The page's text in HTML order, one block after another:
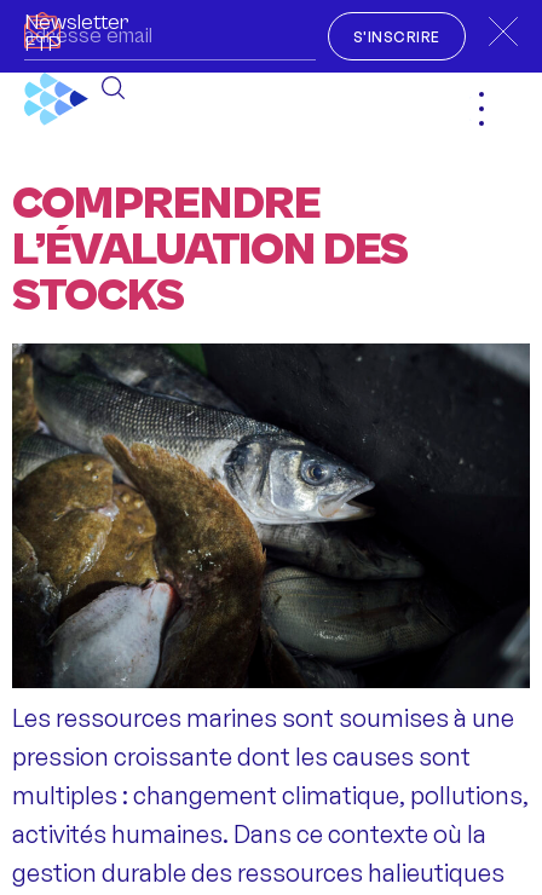
Newsletter
FTP
S'INSCRIRE
COMPRENDRE
L’ÉVALUATION DES
STOCKS
Les ressources marines sont soumises à une
pression croissante dont les causes sont
multiples : changement climatique, pollutions,
activités humaines. Dans ce contexte où la
gestion durable des ressources halieutiques